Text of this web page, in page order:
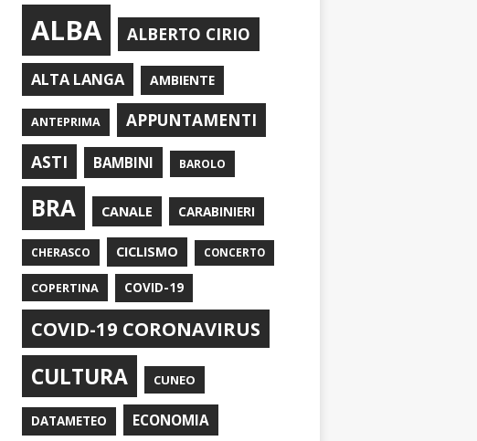
ALBA ALBERTO CIRIO
ALTA LANGA AMBIENTE
ANTEPRIMA
APPUNTAMENTI
ASTI
BAMBINI BAROLO
BRA CANALE CARABINIERI
CHERASCO CICLISMO CONCERTO
COPERTINA COVID-19
COVID-19 CORONAVIRUS
CULTURA CUNEO
DATAMETEO ECONOMIA